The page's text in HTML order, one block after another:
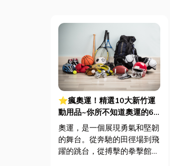
⭐瘋奧運！精選10大新竹運
動用品~你所不知道奧運的6
個傳奇運動員
奧運，是一個展現勇氣和堅韌
的舞台。從奔馳的田徑場到飛
躍的跳台，從搏擊的拳擊館到